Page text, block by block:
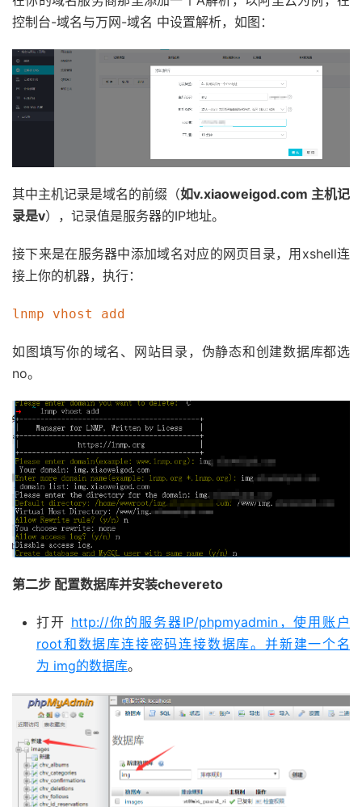
控制台-域名与万网-域名 中设置解析，如图：
其中主机记录是域名的前缀（如v.xiaoweigod.com 主机记
录是v），记录值是服务器的IP地址。
接下来是在服务器中添加域名对应的网页目录，用xshell连
接上你的机器，执行：
lnmp vhost add
如图填写你的域名、网站目录，伪静态和创建数据库都选
no。
第二步 配置数据库并安装chevereto
打开 http://你的服务器IP/phpmyadmin，使用账户
root和数据库连接密码连接数据库。并新建一个名
为 img的数据库。